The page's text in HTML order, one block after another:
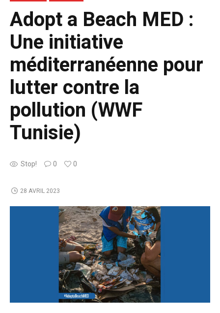
Adopt a Beach MED :
Une initiative
méditerranéenne pour
lutter contre la
pollution (WWF
Tunisie)
Stop! 0 0
28 AVRIL 2023